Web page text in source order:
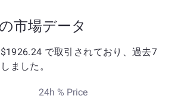
市場データ
で取引されており、過去7
ました。
24h % Price